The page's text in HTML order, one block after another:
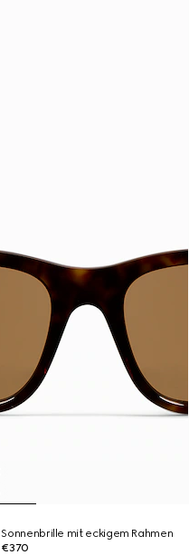
Sonnenbrille mit eckigem Rahmen
€370